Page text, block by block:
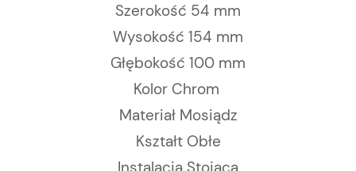
Szerokość 54 mm
Wysokość 154 mm
Głębokość 100 mm
Kolor Chrom
Materiał Mosiądz
Kształt Obłe